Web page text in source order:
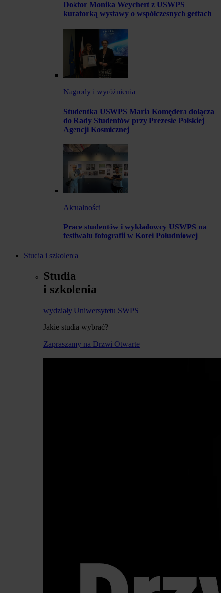
Doktor Monika Weychert z USWPS
kuratorką wystawy o współczesnych gettach
Nagrody i wyróżnienia
Studentka USWPS Maria Komędera dołącza
do Rady Studentów przy Prezesie Polskiej
Agencji Kosmicznej
Aktualności
Prace studentów i wykładowcy USWPS na
festiwalu fotografii w Korei Południowej
Studia i szkolenia
Studia
i szkolenia
wydziały Uniwersytetu SWPS
Jakie studia wybrać?
Zapraszamy na Drzwi Otwarte